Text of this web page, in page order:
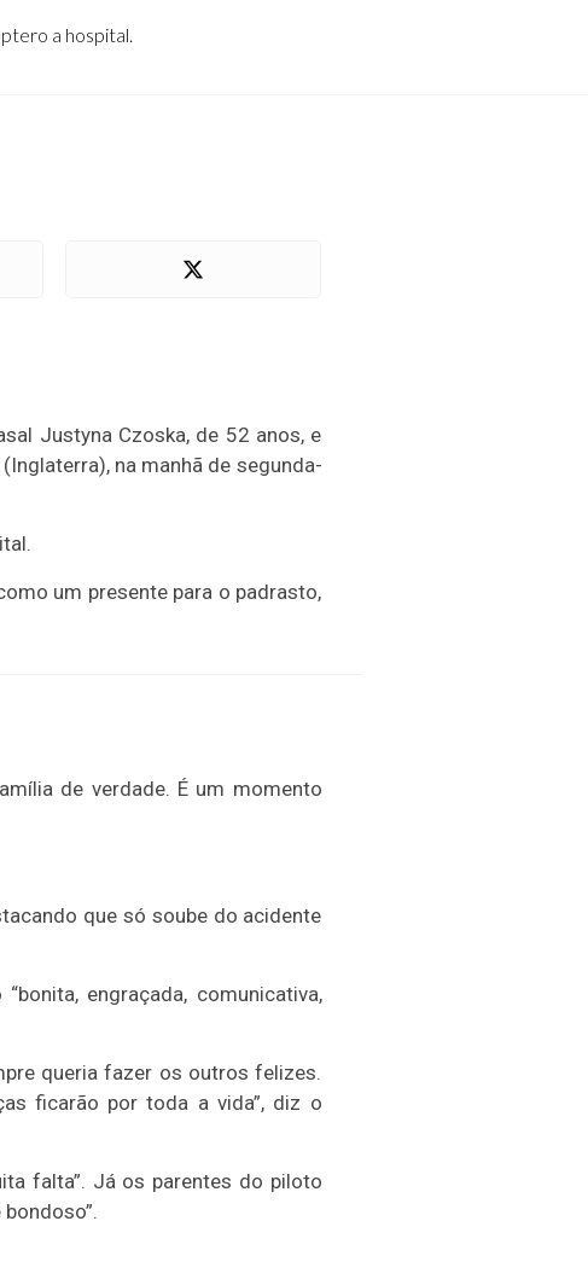
a hospital.
Justyna Czoska, de 52 anos, e
na manhã de segunda-
um presente para o padrasto,
de verdade. É um momento
que só soube do acidente
engraçada, comunicativa,
queria fazer os outros felizes.
ficarão por toda a vida”, diz o
falta”. Já os parentes do piloto